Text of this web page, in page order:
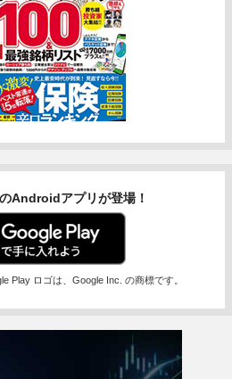
のAndroidアプリが登場！
Play ロゴは、Google Inc. の商標です。